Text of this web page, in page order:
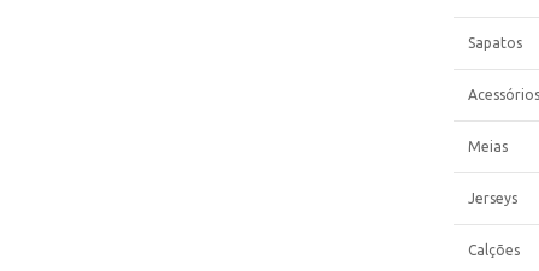
Sapatos
Acessórios
Meias
Jerseys
Calções